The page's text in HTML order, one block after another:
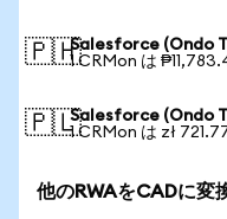
🇵🇭Salesforce (Ondo
1 CRMon は
🇵🇱Salesforce (Ondo
1 CRMon は zł
他のRWAをCADに変